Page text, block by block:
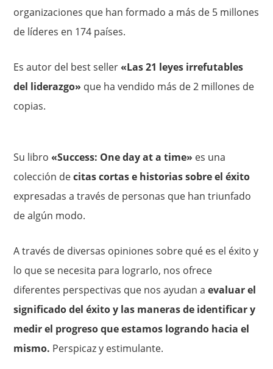
organizaciones que han formado a más de 5 millones
de líderes en 174 países.
Es autor del best seller«Las 21 leyes irrefutables
del liderazgo» que ha vendido más de 2 millones de
copias.
Su libro«Success: One day at a time» es una
colección decitas cortas e historias sobre el éxito
expresadas a través de personas que han triunfado
de algún modo.
A través de diversas opiniones sobre qué es el éxito y
lo que se necesita para lograrlo, nos ofrece
diferentes perspectivas que nos ayudan aevaluar el
significado del éxito y las maneras de identificar y
medir el progreso que estamos logrando hacia el
mismo. Perspicaz y estimulante.